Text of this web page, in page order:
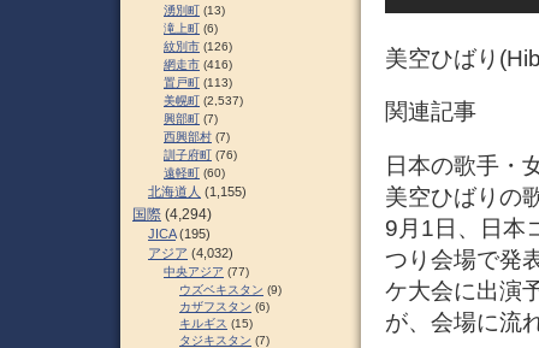
美空ひばり
関連記事
日本の歌手・
美空ひばりの
9月1日、日本
つり会場で発
ケ大会に出演
が、会場に流
湧別町 (13)
滝上町 (6)
紋別市 (126)
網走市 (416)
置戸町 (113)
美幌町 (2,537)
興部町 (7)
西興部村 (7)
訓子府町 (76)
遠軽町 (60)
北海道人 (1,155)
国際 (4,294)
JICA(195)
アジア (4,032)
中央アジア (77)
ウズベキスタン (9)
カザフスタン (6)
キルギス (15)
タジキスタン (7)